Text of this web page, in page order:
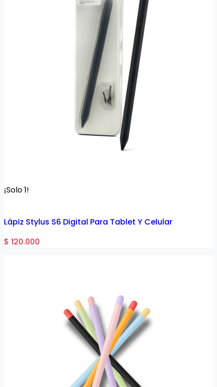
¡Solo 1!
Lápiz Stylus S6 Digital Para Tablet Y Celular
$ 120.000